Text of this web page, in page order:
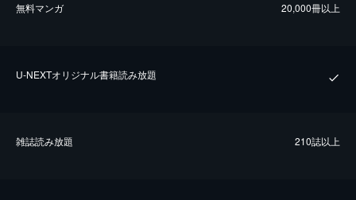
無料マンガ 20,000冊以上
U-NEXTオリジナル書籍読み放題
雑誌読み放題 210誌以上